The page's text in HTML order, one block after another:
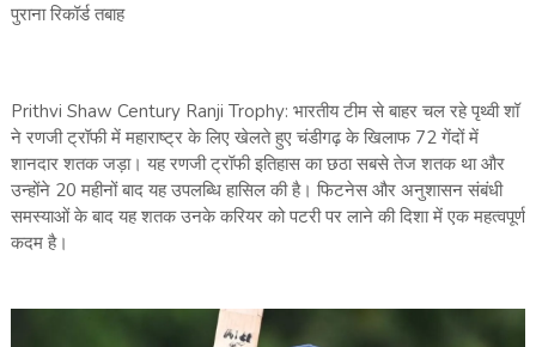
पुराना रिकॉर्ड तबाह
Prithvi Shaw Century Ranji Trophy: भारतीय टीम से बाहर चल रहे पृथ्वी शॉ
ने रणजी ट्रॉफी में महाराष्ट्र के लिए खेलते हुए चंडीगढ़ के खिलाफ 72 गेंदों में
शानदार शतक जड़ा। यह रणजी ट्रॉफी इतिहास का छठा सबसे तेज शतक था और
उन्होंने 20 महीनों बाद यह उपलब्धि हासिल की है। फिटनेस और अनुशासन संबंधी
समस्याओं के बाद यह शतक उनके करियर को पटरी पर लाने की दिशा में एक महत्वपूर्ण
कदम है।